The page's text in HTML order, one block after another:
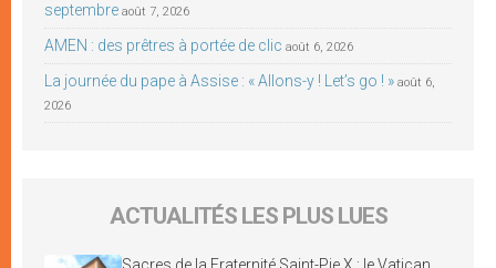
septembre août 7, 2026
AMEN : des prêtres à portée de clic août 6, 2026
La journée du pape à Assise : « Allons-y ! Let’s go ! » août 6,
2026
ACTUALITÉS LES PLUS LUES